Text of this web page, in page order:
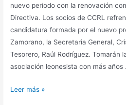
nuevo periodo con la renovación
Directiva. Los socios de CCRL
candidatura formada por el nuevo
Zamorano, la Secretaria General,
Tesorero, Raúl Rodríguez. Tomarán
asociación leonesista con más años
Leer más »